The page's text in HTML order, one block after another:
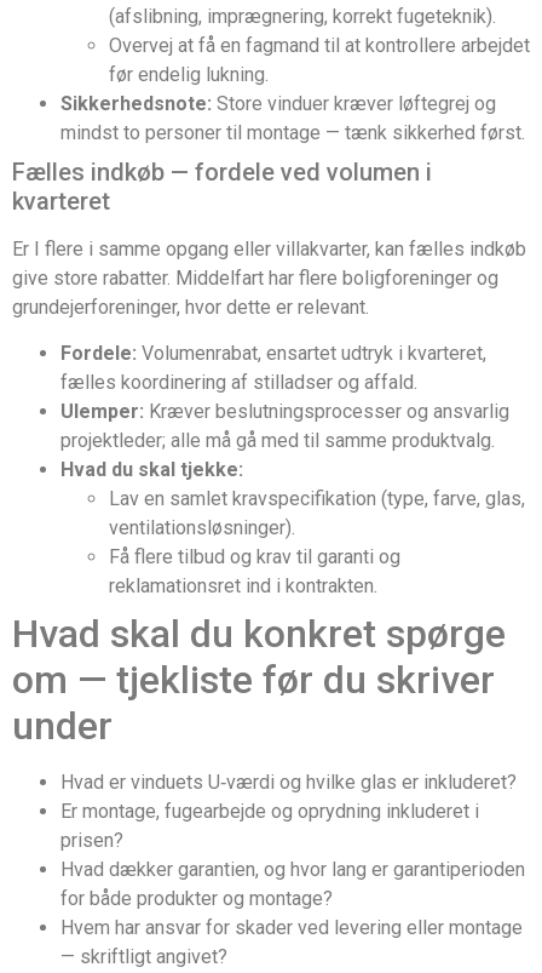
(afslibning, imprægnering, korrekt fugeteknik).
Overvej at få en fagmand til at kontrollere arbejdet
før endelig lukning.
Sikkerhedsnote: Store vinduer kræver løftegrej og
mindst to personer til montage — tænk sikkerhed først.
Fælles indkøb — fordele ved volumen i
kvarteret
Er I flere i samme opgang eller villakvarter, kan fælles indkøb
give store rabatter. Middelfart har flere boligforeninger og
grundejerforeninger, hvor dette er relevant.
Fordele: Volumenrabat, ensartet udtryk i kvarteret,
fælles koordinering af stilladser og affald.
Ulemper: Kræver beslutningsprocesser og ansvarlig
projektleder; alle må gå med til samme produktvalg.
Hvad du skal tjekke:
Lav en samlet kravspecifikation (type, farve, glas,
ventilationsløsninger).
Få flere tilbud og krav til garanti og
reklamationsret ind i kontrakten.
Hvad skal du konkret spørge
om — tjekliste før du skriver
under
Hvad er vinduets U‑værdi og hvilke glas er inkluderet?
Er montage, fugearbejde og oprydning inkluderet i
prisen?
Hvad dækker garantien, og hvor lang er garantiperioden
for både produkter og montage?
Hvem har ansvar for skader ved levering eller montage
— skriftligt angivet?